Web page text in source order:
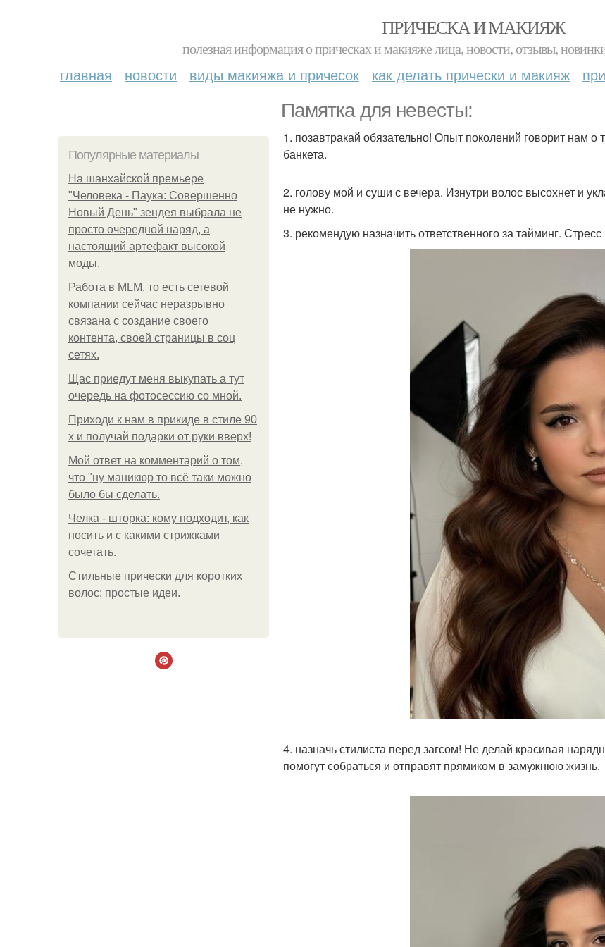
ПРИЧЕСКА И МАКИЯЖ
полезная информация о прическах и макияже лица, новости, отзывы,
главная новости виды макияжа и причесок как делать прически и макияж
Памятка для невесты:
Популярные материалы
На шанхайской премьере
"Человека - Паука: Совершенно
Новый День" зендея выбрала не
просто очередной наряд, а
настоящий артефакт высокой
моды.
Работа в MLM, то есть сетевой
компании сейчас неразрывно
связана с создание своего
контента, своей страницы в соц
сетях.
Щас приедут меня выкупать а тут
очередь на фотосессию со мной.
Приходи к нам в прикиде в стиле 90
х и получай подарки от руки вверх!
Мой ответ на комментарий о том,
что "ну маникюр то всё таки можно
было бы сделать.
Челка - шторка: кому подходит, как
носить и с какими стрижками
сочетать.
Стильные прически для коротких
волос: простые идеи.
1. позавтракай обязательно! Опыт поколений говорит нам
банкета.
2. голову мой и суши с вечера. Изнутри волос высохнет и
не нужно.
3. рекомендую назначить ответственного за тайминг.
4. назначь стилиста перед загсом! Не делай красивая
помогут собраться и отправят прямиком в замужнюю жизнь.